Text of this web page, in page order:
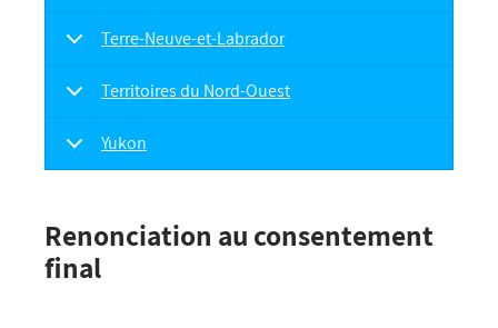
Terre-Neuve-et-Labrador
Territoires du Nord-Ouest
Yukon
Renonciation au consentement
final